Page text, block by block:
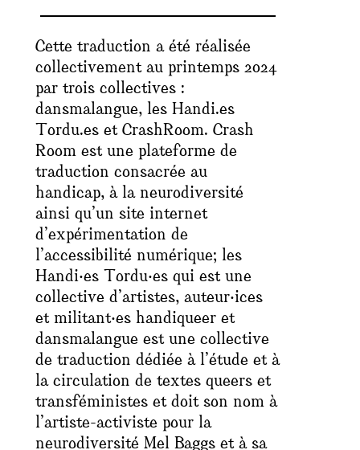
Cette traduction a été réalisée
collectivement au printemps 2024
par trois collectives :
dansmalangue, les Handi.es
Tordu.es et CrashRoom. Crash
Room est une plateforme de
traduction consacrée au
handicap, à la neurodiversité
ainsi qu’un site internet
d’expérimentation de
l’accessibilité numérique; les
Handi‧es Tordu‧es qui est une
collective d’artistes, auteur‧ices
et militant‧es handiqueer et
dansmalangue est une collective
de traduction dédiée à l’étude et à
la circulation de textes queers et
transféministes et doit son nom à
l’artiste-activiste pour la
neurodiversité Mel Baggs et à sa